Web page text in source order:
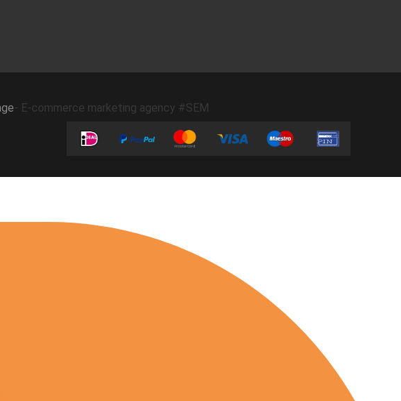
- E-commerce marketing agency #SEM